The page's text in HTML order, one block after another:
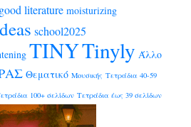
literature moisturizing
school2025
TINYTinyly Άλλο
Θεματικό Μουσικής Τετράδια 40-59
100+ σελίδων Τετράδια έως 39 σελίδων